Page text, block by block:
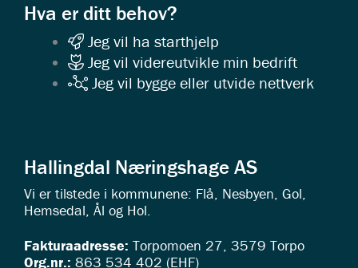
Hva er ditt behov?
Jeg vil ha starthjelp
Jeg vil videreutvikle min bedrift
Jeg vil bygge eller utvide nettverk
Hallingdal Næringshage AS
Vi er tilstede i kommunene: Flå, Nesbyen, Gol,
Hemsedal, Ål og Hol.
Fakturaadresse: Torpomoen 27, 3579 Torpo
Org.nr.: 863 534 402 (EHF)